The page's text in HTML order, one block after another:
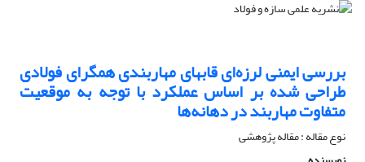
بررسی ایمنی لرزه‌ای قابهای مهاربندی همگرای فولادی
طراحی شده بر اساس عملکرد با توجه به موقعیت
متفاوت مهاربند در دهانه‌ها
نوع مقاله : مقاله پژوهشی